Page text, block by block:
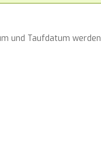
und Taufdatum werden